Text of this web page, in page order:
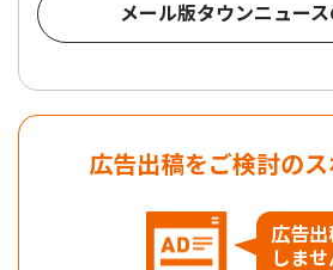
メール版タウンニュー
広告出稿をご検討の
広告出
しませ